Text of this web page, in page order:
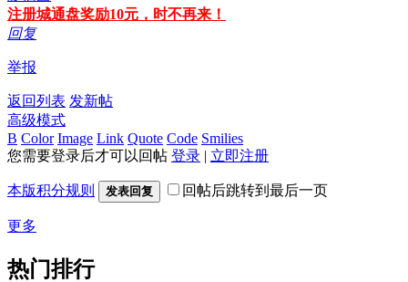
注册城通盘奖励10元，时不再来！
回复
举报
返回列表 发新帖
高级模式
B Color Image Link Quote Code Smilies
您需要登录后才可以回帖 登录 | 立即注册
本版积分规则 发表回复 回帖后跳转到最后一页
更多
热门排行